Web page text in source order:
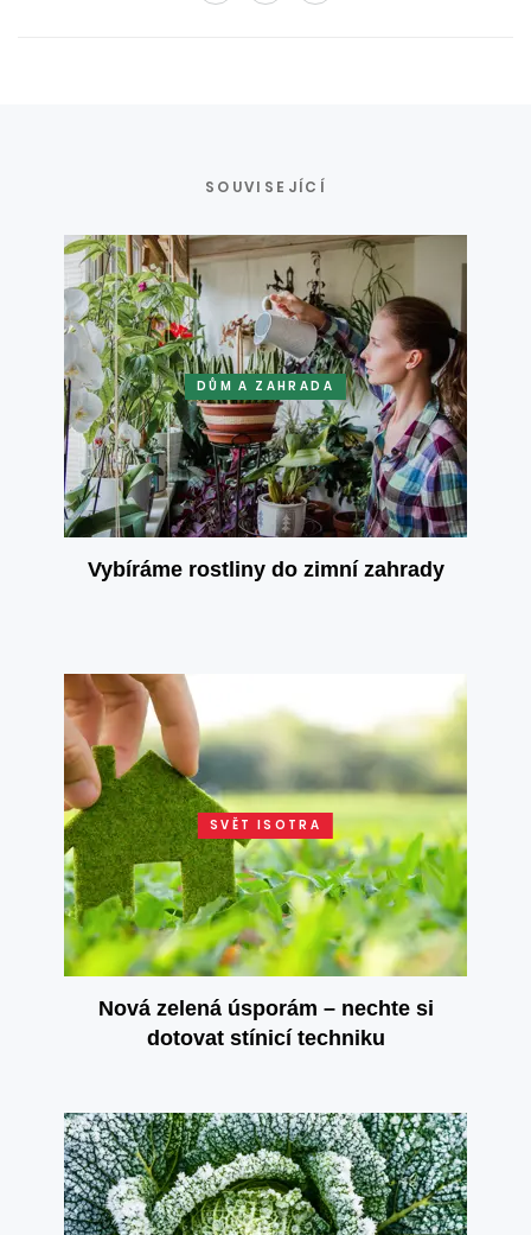
SOUVISEJÍCÍ
DŮM A ZAHRADA
Vybíráme rostliny do zimní zahrady
SVĚT ISOTRA
Nová zelená úsporám – nechte si
dotovat stínicí techniku